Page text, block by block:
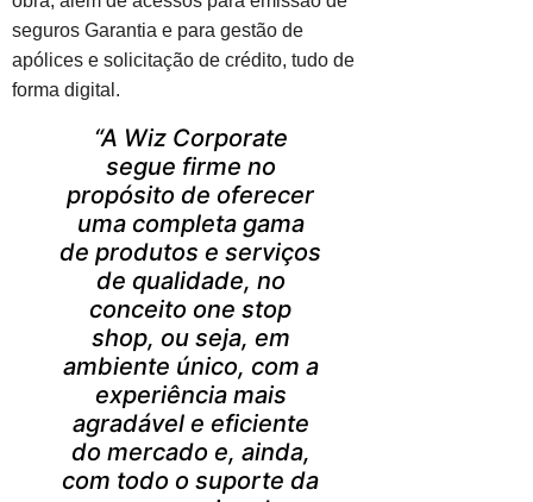
seguros Garantia e para gestão de
apólices e solicitação de crédito, tudo de
forma digital.
“A Wiz Corporate
segue firme no
propósito de oferecer
uma completa gama
de produtos e serviços
de qualidade, no
conceito one stop
shop, ou seja, em
ambiente único, com a
experiência mais
agradável e eficiente
do mercado e, ainda,
com todo o suporte da